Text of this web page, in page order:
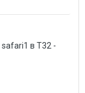
safari1 в T32 -